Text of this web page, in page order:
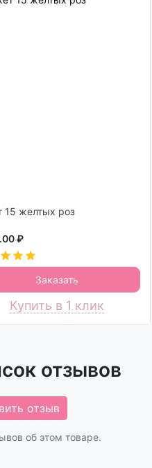
Букет 15 желтых роз
₽
Заказать
Купить в 1 клик
отзывов
отзыв
об этом товаре.